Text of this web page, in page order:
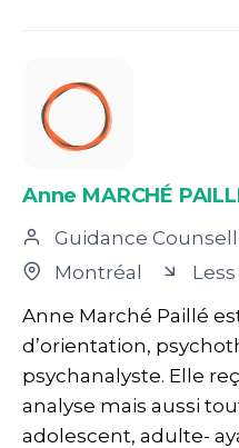
Anne MARCHÉ
Guidance
Montréal
Anne Marché Paillé
d’orientation,
psychanalyste. Elle
analyse mais aussi
adolescent, adulte-